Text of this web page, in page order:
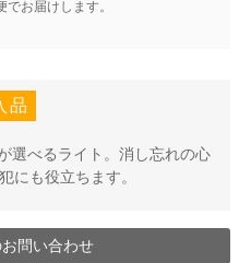
でお届けします。
品
選べるライト。消し忘れの心
にも役立ちます。
問い合わせ